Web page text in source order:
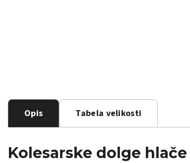
Opis Tabela velikosti
Kolesarske dolge hlače